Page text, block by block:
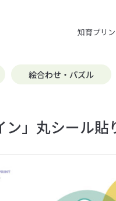
知育プリ
絵合わせ・パズル
」丸シール貼